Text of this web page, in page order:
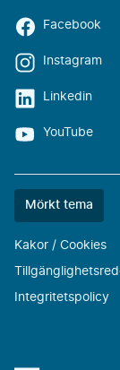
Facebook
Instagram
Linkedin
YouTube
Färgtemat
Mörkt tema
Kakor / Cookies
Integritetspolicy